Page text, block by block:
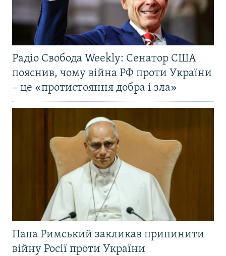
Радіо Свобода Weekly: Сенатор США
пояснив, чому війна РФ проти України
– це «протистояння добра і зла»
Папа Римський закликав припинити
війну Росії проти України